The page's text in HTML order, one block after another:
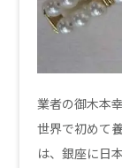
業者の御木本
世界で初めて
は、銀座に日